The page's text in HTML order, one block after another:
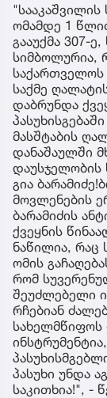
"სააკაშვილის
ომამდე 1
გააუქმა 307-
სიმბოლურია,
საქმე
დაბრუნდა
მასშტაბის
დანაშაულში
დაუსჯელობის
გია
მოვლენების
ბარამიძის
ქვეყნის
ნაწილია,
ომის
რომ
შეუძლებელი
რჩებიან
პასუხი უნდა
საკითხია!", -